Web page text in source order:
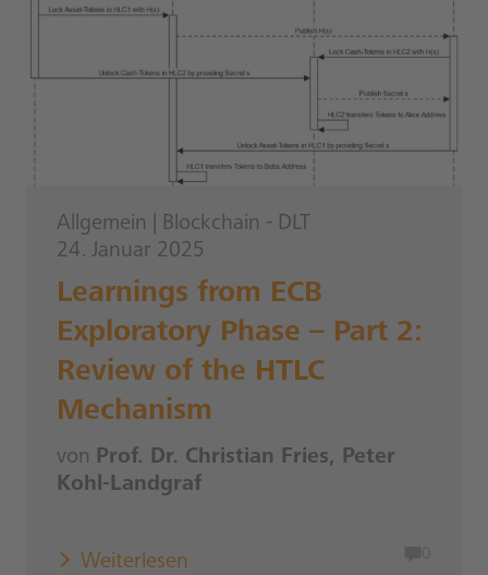
Allgemein
Blockchain - DLT
24. Januar 2025
Learnings from ECB
Exploratory Phase – Part 2:
Review of the HTLC
Mechanism
von Prof. Dr. Christian Fries, Peter
Kohl-Landgraf
Weiterlesen